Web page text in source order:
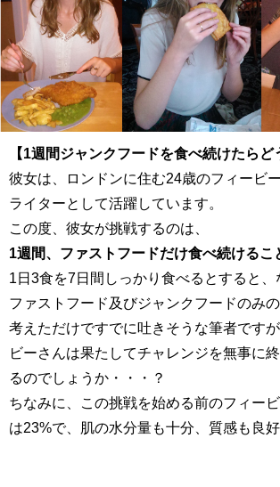
【1 週間ジャンクフードを食べ続けたらど
彼女は、ロンドンに住む24歳のフィービ
ライターとして活躍しています。
この度、彼女が挑戦するのは、
1 週間、ファストフードだけ食べ続けるこ
1 日 3食を7日間しっかり食べるとすると、
ファストフード及びジャンクフードのみ
考えただけですでに吐きそうな筆者です
ビーさんは果たしてチャレンジを無事に
るのでしょうか・・・？
ちなみに、この挑戦を始める前のフィー
は23%で、肌の水分量も十分、質感も良好